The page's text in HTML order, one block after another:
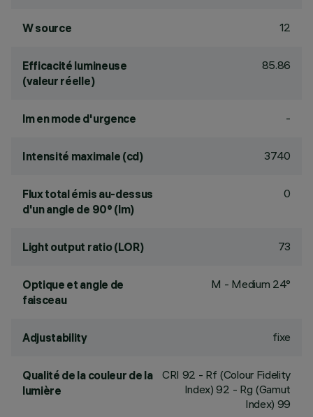
W source 12
Efficacité lumineuse
(valeur réelle)
85.86
lm en mode d'urgence -
Intensité maximale (cd) 3740
Flux total émis au-dessus
d'un angle de 90° (lm)
0
Light output ratio (LOR) 73
Optique et angle de
faisceau
M - Medium 24°
Adjustability fixe
Qualité de la couleur de la
lumière
CRI 92 - Rf (Colour Fidelity
Index) 92 - Rg (Gamut
Index) 99